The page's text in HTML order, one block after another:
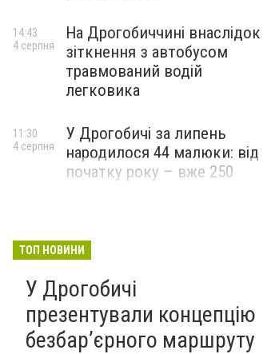
На Дрогобиччині внаслідок
зіткнення з автобусом
травмований водій
легковика
14:43
4 серпня
У Дрогобичі за липень
народилося 44 малюки: від
початку року – вже 250
11:30
4 серпня
ТОП НОВИНИ
У Дрогобичі
презентували концепцію
безбар’єрного маршруту